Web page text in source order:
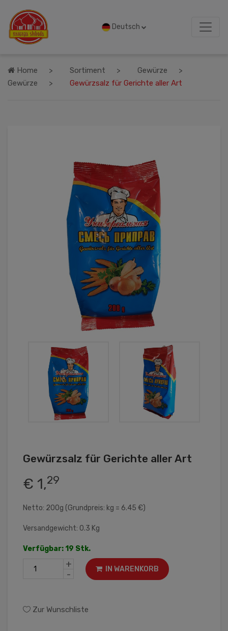
Deutsch
Home Sortiment
Gewürze
Gewürze
Gewürzsalz für Gerichte aller Art
Gewürzsalz für Gerichte aller Art
€ 1,29
Netto: 200g (Grundpreis: kg = 6.45 €)
Versandgewicht: 0.3 Kg
Verfügbar: 19 Stk.
+
-
IN WARENKORB
Zur Wunschliste